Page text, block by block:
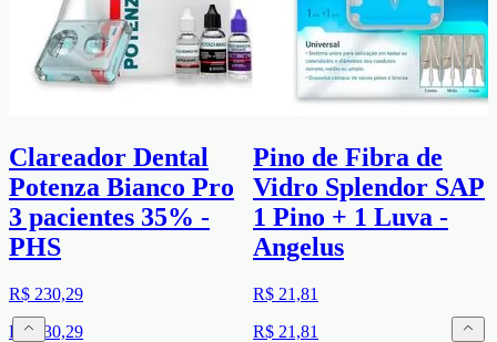
Clareador Dental
Potenza Bianco Pro
3 pacientes 35% -
PHS
R$ 230,29
R$ 230,29
Pino de Fibra de
Vidro Splendor SAP
1 Pino + 1 Luva -
Angelus
R$ 21,81
R$ 21,81